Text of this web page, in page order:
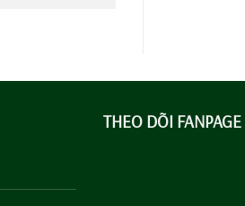
THEO DÕI FANPAGE